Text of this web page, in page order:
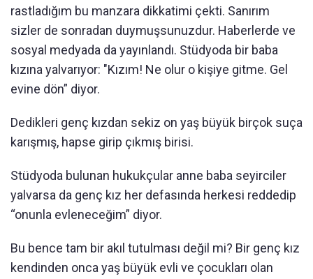
rastladığım bu manzara dikkatimi çekti. Sanırım
sizler de sonradan duymuşsunuzdur. Haberlerde ve
sosyal medyada da yayınlandı. Stüdyoda bir baba
kızına yalvarıyor: "Kızım! Ne olur o kişiye gitme. Gel
evine dön” diyor.
Dedikleri genç kızdan sekiz on yaş büyük birçok suça
karışmış, hapse girip çıkmış birisi.
Stüdyoda bulunan hukukçular anne baba seyirciler
yalvarsa da genç kız her defasında herkesi reddedip
“onunla evleneceğim” diyor.
Bu bence tam bir akıl tutulması değil mi? Bir genç kız
kendinden onca yaş büyük evli ve çocukları olan